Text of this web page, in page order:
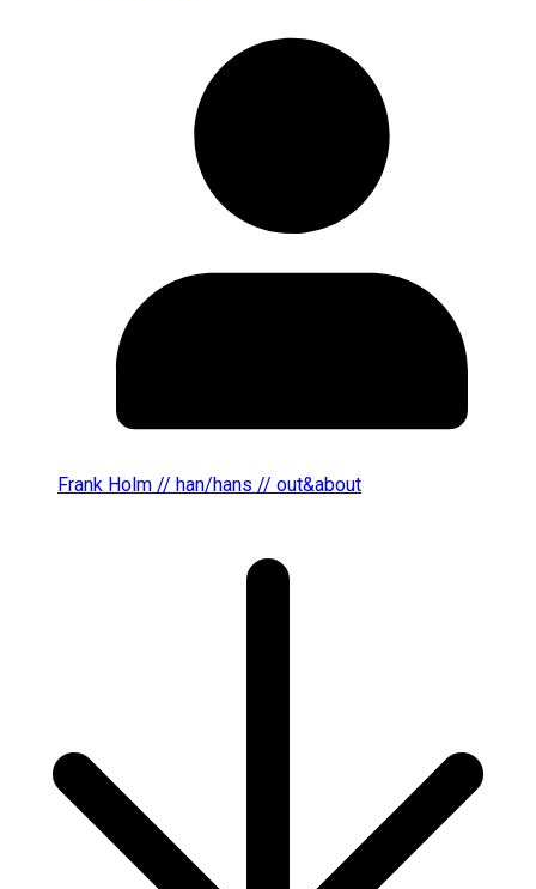
Frank Holm // han/hans // out&about